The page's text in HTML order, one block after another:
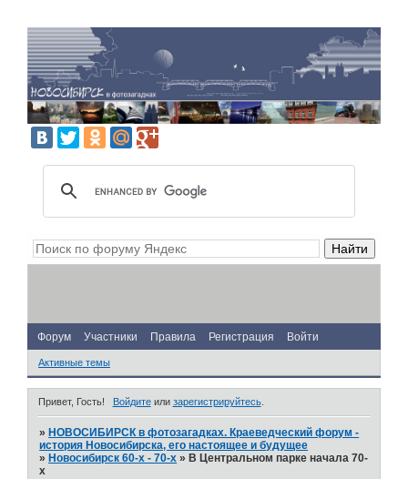
Форум Участники Правила Регистрация Войти
Активные темы
Привет, Гость! Войдитеили зарегистрируйтесь.
» НОВОСИБИРСК в фотозагадках. Краеведческий форум -
история Новосибирска, его настоящее и будущее
» Новосибирск 60-х - 70-х » В Центральном парке начала 70-
х